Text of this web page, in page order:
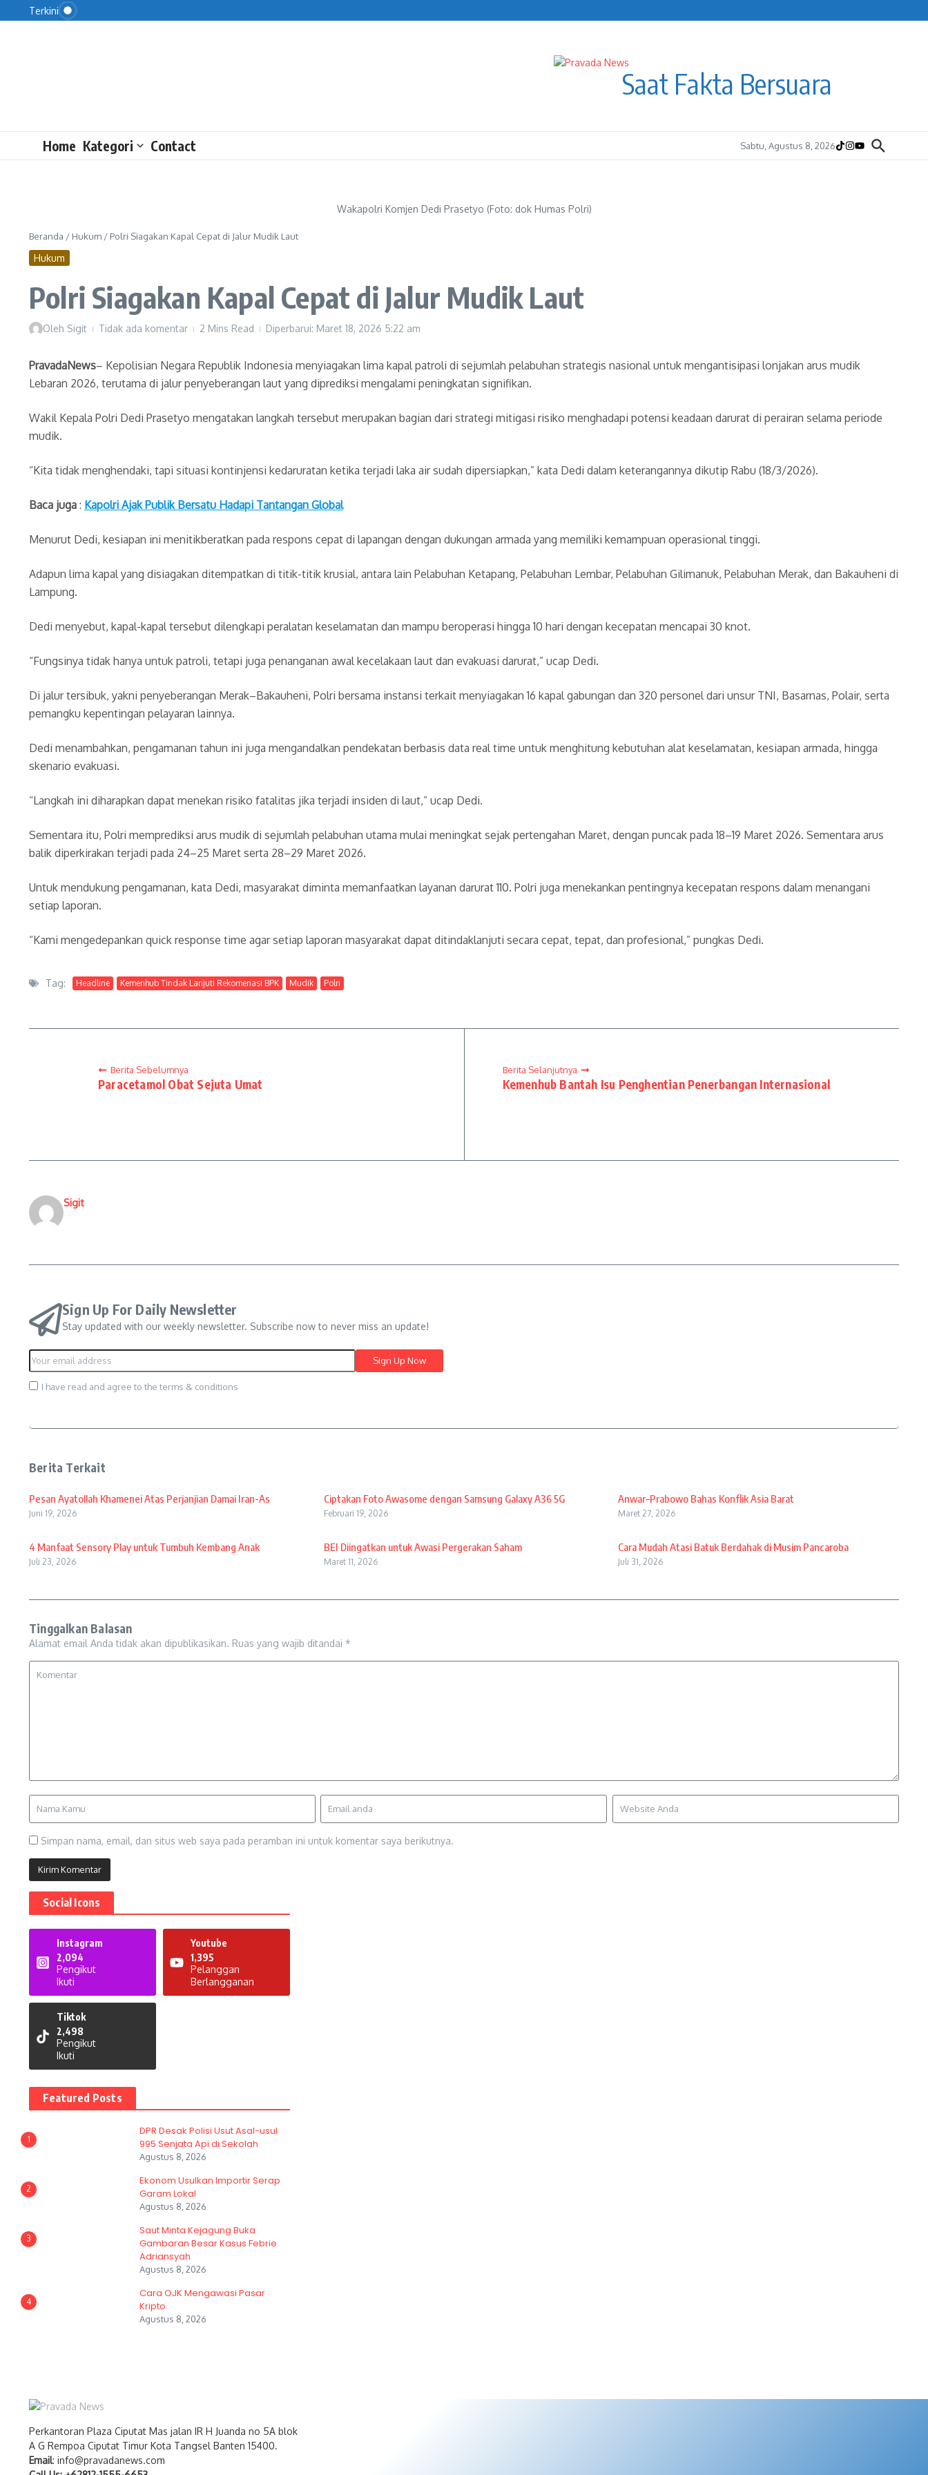
Lewati ke konten
Terkini
Saat Fakta Bersuara
Home Kategori Contact Sabtu, Agustus 8, 2026
Wakapolri Komjen Dedi Prasetyo (Foto: dok Humas Polri)
Beranda / Hukum / Polri Siagakan Kapal Cepat di Jalur Mudik Laut
Hukum
Polri Siagakan Kapal Cepat di Jalur Mudik Laut
Oleh Sigit Tidak ada komentar 2 Mins Read Diperbarui: Maret 18, 2026 5:22 am
PravadaNews– Kepolisian Negara Republik Indonesia menyiagakan lima kapal patroli di sejumlah pelabuhan strategis nasional untuk mengantisipasi lonjakan arus mudik
Lebaran 2026, terutama di jalur penyeberangan laut yang diprediksi mengalami peningkatan signifikan.
Wakil Kepala Polri Dedi Prasetyo mengatakan langkah tersebut merupakan bagian dari strategi mitigasi risiko menghadapi potensi keadaan darurat di perairan selama periode
mudik.
“Kita tidak menghendaki, tapi situasi kontinjensi kedaruratan ketika terjadi laka air sudah dipersiapkan,” kata Dedi dalam keterangannya dikutip Rabu (18/3/2026).
Baca juga : Kapolri Ajak Publik Bersatu Hadapi Tantangan Global
Menurut Dedi, kesiapan ini menitikberatkan pada respons cepat di lapangan dengan dukungan armada yang memiliki kemampuan operasional tinggi.
Adapun lima kapal yang disiagakan ditempatkan di titik-titik krusial, antara lain Pelabuhan Ketapang, Pelabuhan Lembar, Pelabuhan Gilimanuk, Pelabuhan Merak, dan Bakauheni di
Lampung.
Dedi menyebut, kapal-kapal tersebut dilengkapi peralatan keselamatan dan mampu beroperasi hingga 10 hari dengan kecepatan mencapai 30 knot.
“Fungsinya tidak hanya untuk patroli, tetapi juga penanganan awal kecelakaan laut dan evakuasi darurat,” ucap Dedi.
Di jalur tersibuk, yakni penyeberangan Merak–Bakauheni, Polri bersama instansi terkait menyiagakan 16 kapal gabungan dan 320 personel dari unsur TNI, Basarnas, Polair, serta
pemangku kepentingan pelayaran lainnya.
Dedi menambahkan, pengamanan tahun ini juga mengandalkan pendekatan berbasis data real time untuk menghitung kebutuhan alat keselamatan, kesiapan armada, hingga
skenario evakuasi.
“Langkah ini diharapkan dapat menekan risiko fatalitas jika terjadi insiden di laut,” ucap Dedi.
Sementara itu, Polri memprediksi arus mudik di sejumlah pelabuhan utama mulai meningkat sejak pertengahan Maret, dengan puncak pada 18–19 Maret 2026. Sementara arus
balik diperkirakan terjadi pada 24–25 Maret serta 28–29 Maret 2026.
Untuk mendukung pengamanan, kata Dedi, masyarakat diminta memanfaatkan layanan darurat 110. Polri juga menekankan pentingnya kecepatan respons dalam menangani
setiap laporan.
“Kami mengedepankan quick response time agar setiap laporan masyarakat dapat ditindaklanjuti secara cepat, tepat, dan profesional,” pungkas Dedi.
Tag: Headline Kemenhub Tindak Lanjuti Rekomenasi BPK Mudik Polri
Berita Sebelumnya
Paracetamol Obat Sejuta Umat
Berita Selanjutnya
Kemenhub Bantah Isu Penghentian Penerbangan Internasional
Sigit
Sign Up For Daily Newsletter
Stay updated with our weekly newsletter. Subscribe now to never miss an update!
I have read and agree to the terms & conditions
Berita Terkait
Pesan Ayatollah Khamenei Atas Perjanjian Damai Iran-As
Juni 19, 2026
Ciptakan Foto Awasome dengan Samsung Galaxy A36 5G
Februari 19, 2026
Anwar–Prabowo Bahas Konflik Asia Barat
Maret 27, 2026
4 Manfaat Sensory Play untuk Tumbuh Kembang Anak
Juli 23, 2026
BEI Diingatkan untuk Awasi Pergerakan Saham
Maret 11, 2026
Cara Mudah Atasi Batuk Berdahak di Musim Pancaroba
Juli 31, 2026
Tinggalkan Balasan
Alamat email Anda tidak akan dipublikasikan. Ruas yang wajib ditandai *
Simpan nama, email, dan situs web saya pada peramban ini untuk komentar saya berikutnya.
Social Icons
Instagram
2,094
Pengikut
Ikuti
Youtube
1,395
Pelanggan
Berlangganan
Tiktok
2,498
Pengikut
Ikuti
Featured Posts
1
DPR Desak Polisi Usut Asal-usul
995 Senjata Api di Sekolah
Agustus 8, 2026
2
Ekonom Usulkan Importir Serap
Garam Lokal
Agustus 8, 2026
3
Saut Minta Kejagung Buka
Gambaran Besar Kasus Febrie
Adriansyah
Agustus 8, 2026
4
Cara OJK Mengawasi Pasar
Kripto
Agustus 8, 2026
Perkantoran Plaza Ciputat Mas jalan IR H Juanda no 5A blok
A G Rempoa Ciputat Timur Kota Tangsel Banten 15400.
Email: info@pravadanews.com